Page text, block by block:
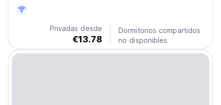
private parking, a terrace and a restaurant. 700 metres
from Hikkaduwa Beach and 17 km from Galle
International Cricket...
Privadas desde
€13.78
Dormitorios compartidos
no disponibles